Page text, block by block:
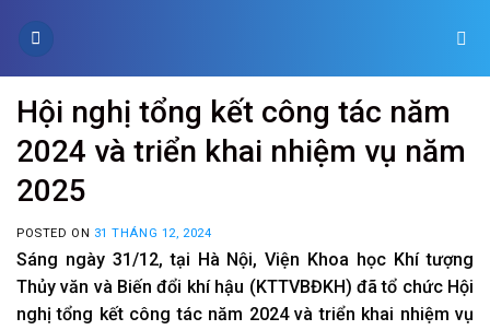
Hội nghị tổng kết công tác năm
2024 và triển khai nhiệm vụ năm
2025
POSTED ON 31 THÁNG 12, 2024
Sáng ngày 31/12, tại Hà Nội, Viện Khoa học Khí tượng
Thủy văn và Biến đổi khí hậu (KTTVBĐKH) đã tổ chức Hội
nghị tổng kết công tác năm 2024 và triển khai nhiệm vụ